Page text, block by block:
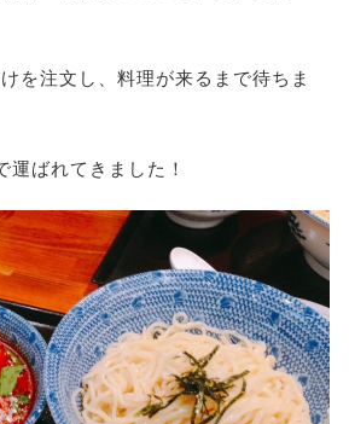
を注文し、料理が来るまで待ちま
運ばれてきました！